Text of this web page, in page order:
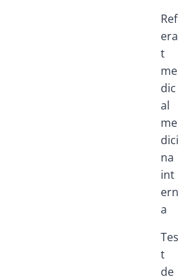
Ref
era
t
me
dic
al
me
dici
na
int
ern
a
Tes
t
de